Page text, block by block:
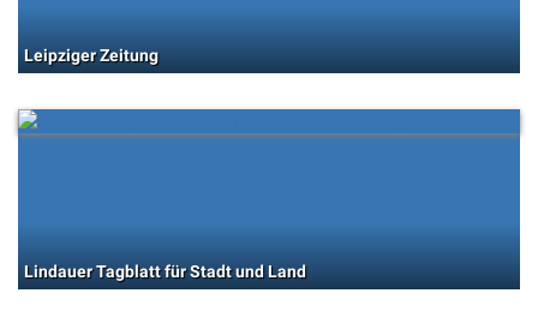
Leipziger Zeitung
Lindauer Tagblatt für Stadt und Land